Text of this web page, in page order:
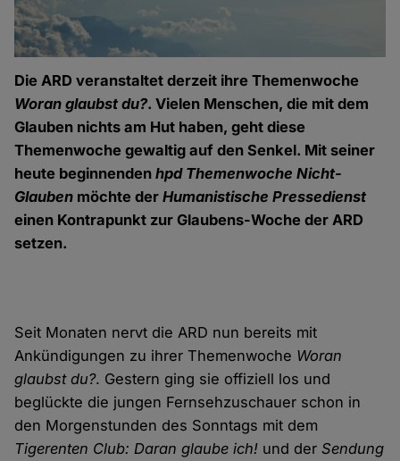
Die ARD veranstaltet derzeit ihre Themenwoche
Woran glaubst du?. Vielen Menschen, die mit dem
Glauben nichts am Hut haben, geht diese
Themenwoche gewaltig auf den Senkel. Mit seiner
heute beginnendenhpd Themenwoche Nicht-
Glauben möchte derHumanistische Pressedienst
einen Kontrapunkt zur Glaubens-Woche der ARD
setzen.
Seit Monaten nervt die ARD nun bereits mit
Ankündigungen zu ihrer Themenwoche Woran
glaubst du?. Gestern ging sie offiziell los und
beglückte die jungen Fernsehzuschauer schon in
den Morgenstunden des Sonntags mit dem
Tigerenten Club: Daran glaube ich! und derSendung